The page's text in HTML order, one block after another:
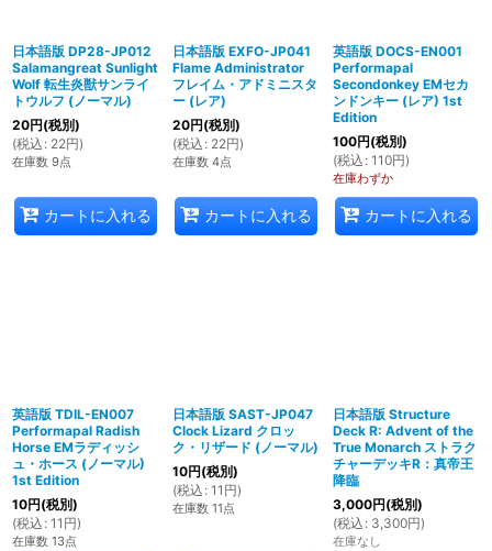
日本語版 DP28-JP012
Salamangreat Sunlight
Wolf 転生炎獣サンライ
トウルフ (ノーマル)
20円(税別)
(税込 : 22円)
在庫数 9点
カートに入れる
日本語版 EXFO-JP041
Flame Administrator
フレイム・アドミニスタ
ー (レア)
20円(税別)
(税込 : 22円)
在庫数 4点
カートに入れる
英語版 DOCS-EN001
Performapal
Secondonkey EMセカ
ンドンキー (レア) 1st
Edition
100円(税別)
(税込 : 110円)
在庫わずか
カートに入れる
英語版 TDIL-EN007
Performapal Radish
Horse EMラディッシ
ュ・ホース (ノーマル)
1st Edition
10円(税別)
(税込 : 11 円)
在庫数 13点
日本語版 SAST-JP047
Clock Lizard クロッ
ク・リザード (ノーマル)
10円(税別)
(税込 : 11 円)
在庫数 11点
日本語版 Structure
Deck R: Advent of the
True Monarch ストラク
チャーデッキR：真帝王
降臨
3,000円(税別)
(税込 : 3,300円)
在庫なし